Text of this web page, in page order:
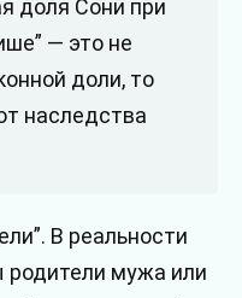
доля Сони при
— это не
доли, то
наследства
В реальности
мужа или